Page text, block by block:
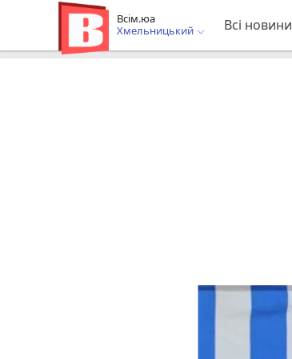
Всім.юа
Хмельницький
Всі новини